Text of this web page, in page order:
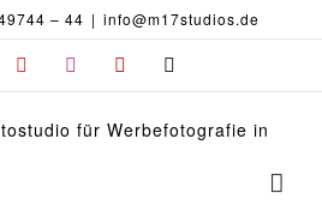
– 44 | info@m17studios.de
YouTubeInstagramPinterest
Splashes